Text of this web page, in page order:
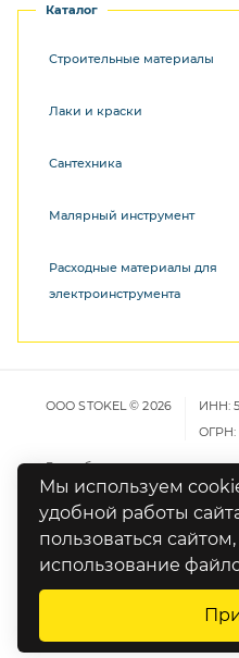
Каталог
Строительные материалы
Лаки и краски
Сантехника
Малярный инструмент
Расходные материалы для
электроинструмента
ООО STOKEL © 2026
ИНН:
ОГРН:
Разработка и продвижение
Карта сайта
Политика
Оставьте отзыв о
Мы используем
удобной работы
пользоваться
использование